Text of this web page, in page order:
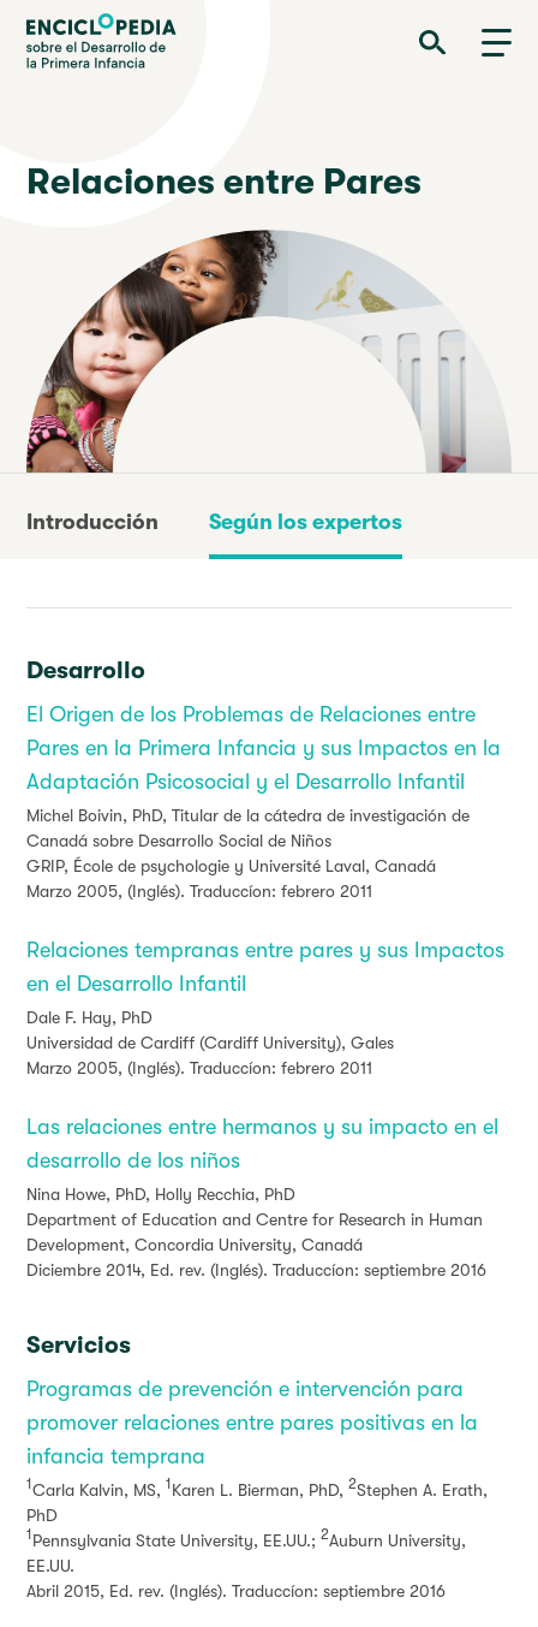
Pasar
contenido
Enciclopedia sobre el Desarrollo de la Primera Infancia
Relaciones entre Pares
Introducción Según los expertos
Desarrollo
El Origen de los Problemas de Relaciones entre
Pares en la Primera Infancia y sus Impactos en la
Adaptación Psicosocial y el Desarrollo Infantil
Michel Boivin, PhD, Titular de la cátedra de investigación de
Canadá sobre Desarrollo Social de Niños
GRIP, École de psychologie y Université Laval, Canadá
Marzo 2005, (Inglés). Traduccíon: febrero 2011
Relaciones tempranas entre pares y sus Impactos
en el Desarrollo Infantil
Dale F. Hay, PhD
Universidad de Cardiff (Cardiff University), Gales
Marzo 2005, (Inglés). Traduccíon: febrero 2011
Las relaciones entre hermanos y su impacto en el
desarrollo de los niños
Nina Howe, PhD, Holly Recchia, PhD
Department of Education and Centre for Research in Human
Development, Concordia University, Canadá
Diciembre 2014, Ed. rev. (Inglés). Traduccíon: septiembre 2016
Servicios
Programas de prevención e intervención para
promover relaciones entre pares positivas en la
infancia temprana
1Carla Kalvin, MS, 1 Karen L. Bierman, PhD, 2Stephen A. Erath,
PhD
1 Pennsylvania State University, EE.UU.; 2Auburn University,
EE.UU.
Abril 2015, Ed. rev. (Inglés). Traduccíon: septiembre 2016